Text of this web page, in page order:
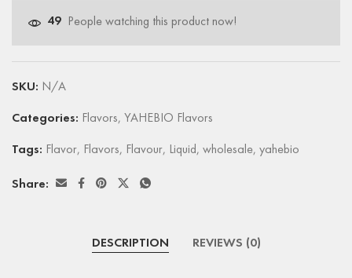
49 People watching this product now!
SKU: N/A
Categories: Flavors, YAHEBIO Flavors
Tags: Flavor, Flavors, Flavour, Liquid, wholesale, yahebio
Share:
DESCRIPTION REVIEWS (0)